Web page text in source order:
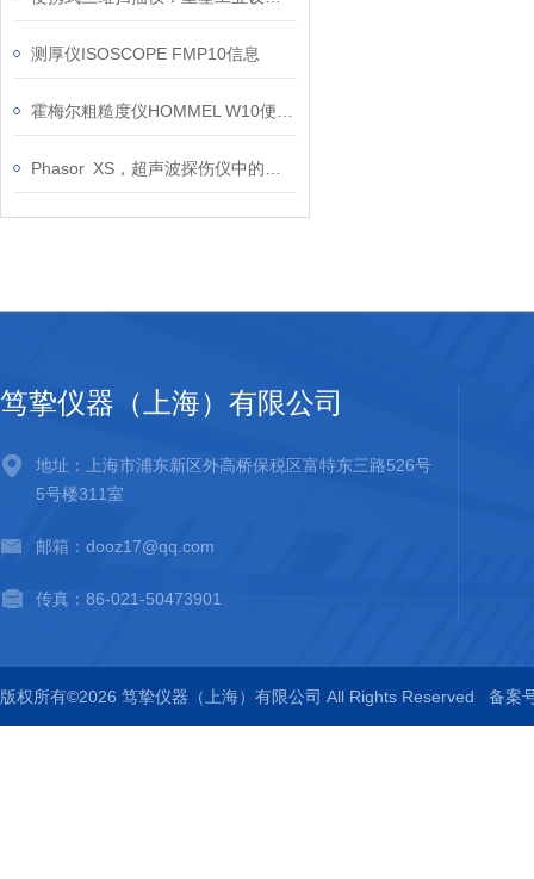
测厚仪ISOSCOPE FMP10信息
笃挚仪器（上海）有限公司
地址：上海市浦东新区外高桥保税区富特东三路526号
5号楼311室
邮箱：dooz17@qq.com
传真：86-021-50473901
版权所有©2026 笃挚仪器（上海）有限公司 All Rights Reserved 备案